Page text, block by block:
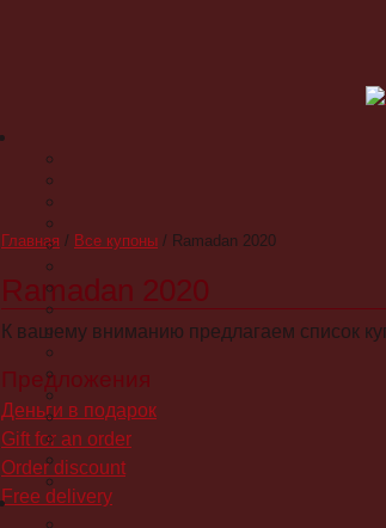
Главная / Все купоны / Ramadan 2020
Ramadan 2020
К вашему вниманию предлагаем список
Предложения
Деньги в подарок
Gift for an order
Order discount
Free delivery